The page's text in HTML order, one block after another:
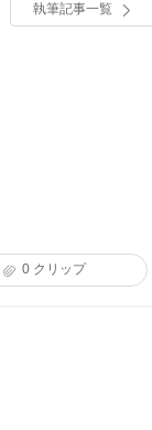
執筆記事一覧
0 クリップ